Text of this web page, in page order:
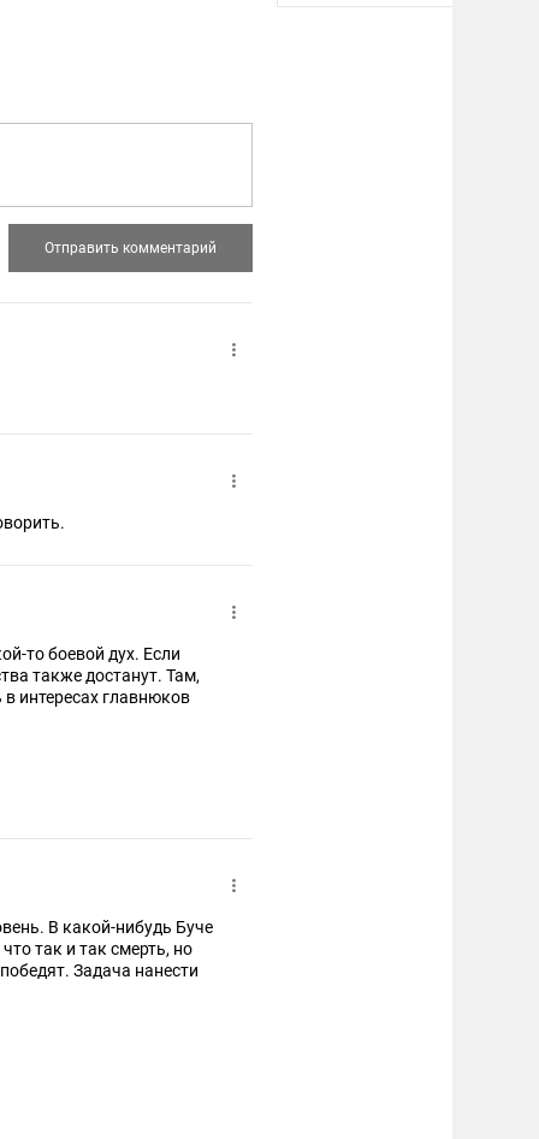
то боевой дух. Если
также достанут. Там,
интересах главнюков
В какой-нибудь Буче
так и так смерть, но
Задача нанести